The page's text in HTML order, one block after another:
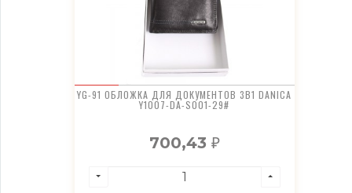
YG-91 ОБЛОЖКА ДЛЯ ДОКУМЕНТОВ 3В1 DANICA
Y1007-DA-S001-29#
700,43 ₽